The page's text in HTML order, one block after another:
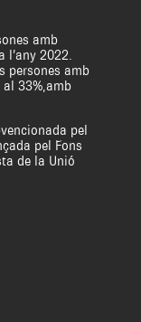
amb
l’any 2022.
persones amb
33%,amb
pel
pel Fons
de la Unió